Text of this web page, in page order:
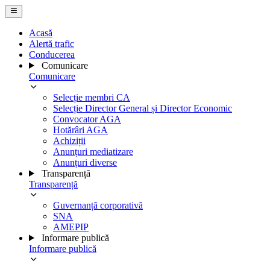
Acasă
Alertă trafic
Conducerea
Comunicare
Comunicare
Selecție membri CA
Selecție Director General și Director Economic
Convocator AGA
Hotărâri AGA
Achiziții
Anunțuri mediatizare
Anunțuri diverse
Transparență
Transparență
Guvernanță corporativă
SNA
AMEPIP
Informare publică
Informare publică